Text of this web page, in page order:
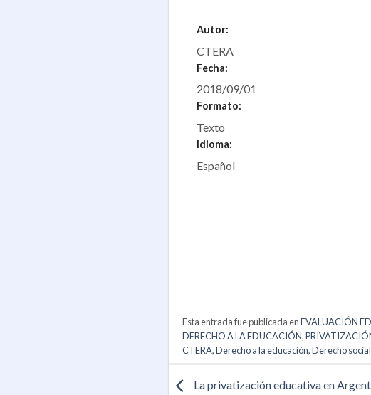
Autor:
CTERA
Fecha:
2018/09/01
Formato:
Texto
Idioma:
Español
Esta entrada fue publicada enEVALUACIÓN
DERECHO A LA EDUCACIÓN,
CTERA,Derecho a la educación,Derecho
La privatización educativa en